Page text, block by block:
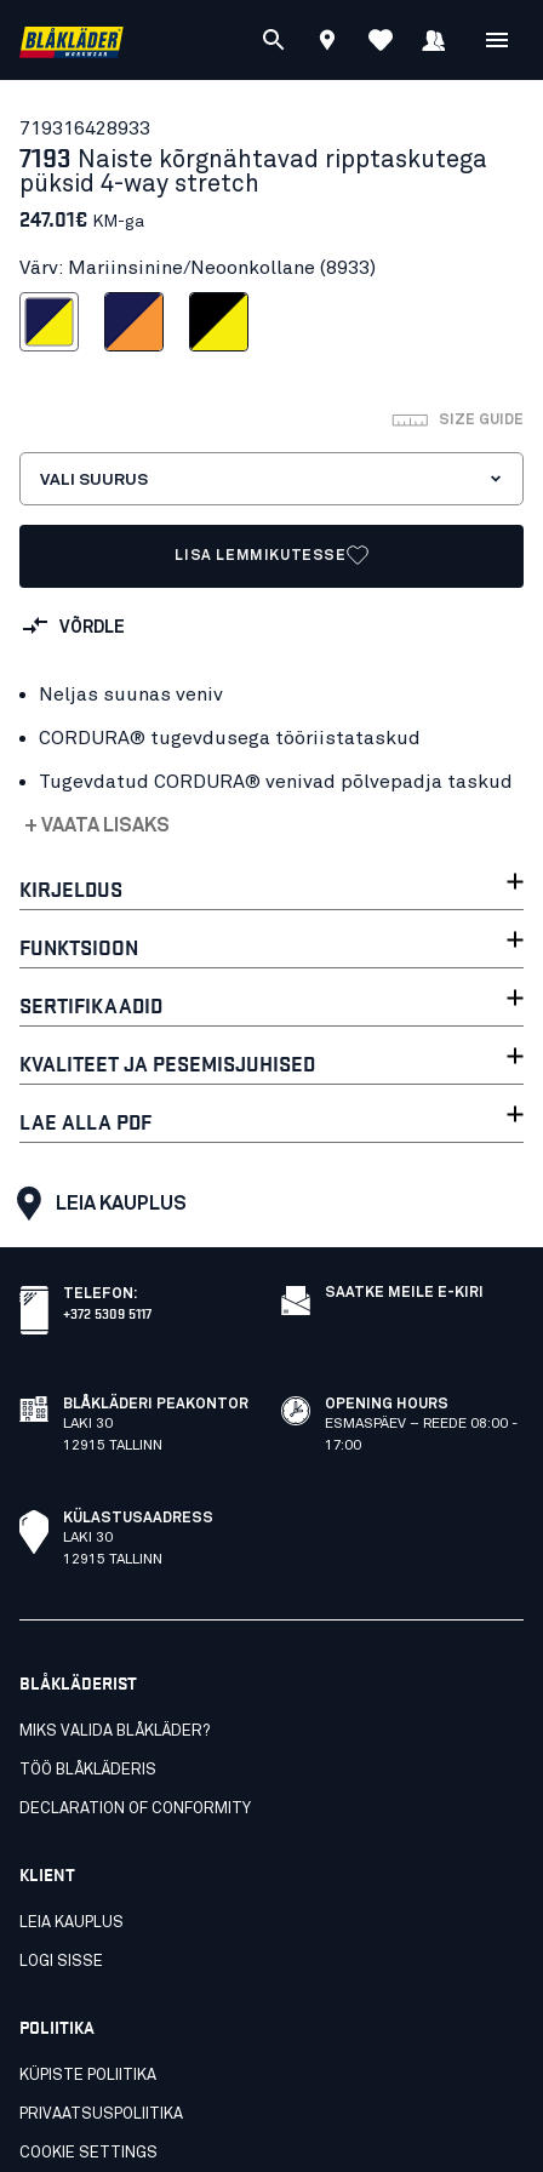
719316428933
7193 Naiste kõrgnähtavad ripptaskutega
püksid 4-way stretch
247.01€ KM-ga
Värv: Mariinsinine/Neoonkollane (8933)
Neoonkollane
Mariinsinine/Neoonoranž
Must/Neoonkollane
SIZE GUIDE
VALI SUURUS
LISA LEMMIKUTESSE
VÕRDLE
Neljas suunas veniv
CORDURA® tugevdusega tööriistataskud
Tugevdatud CORDURA® venivad põlvepadja taskud
+ VAATA LISAKS
KIRJELDUS
FUNKTSIOON
SERTIFIKAADID
KVALITEET JA PESEMISJUHISED
LAE ALLA PDF
LEIA KAUPLUS
TELEFON :
+372 5309 5117
SAATKE MEILE E-KIRI
BLÅKLÄDERI PEAKONTOR
LAKI 30
12915 TALLINN
OPENING HOURS
ESMASPÄEV – REEDE 08:00 -
17:00
KÜLASTUSAADRESS
LAKI 30
12915 TALLINN
BLÅKLÄDERIST
MIKS VALIDA BLÅKLÄDER?
TÖÖ BLÅKLÄDERIS
DECLARATION OF CONFORMITY
KLIENT
LEIA KAUPLUS
LOGI SISSE
POLIITIKA
KÜPISTE POLIITIKA
PRIVAATSUSPOLIITIKA
COOKIE SETTINGS